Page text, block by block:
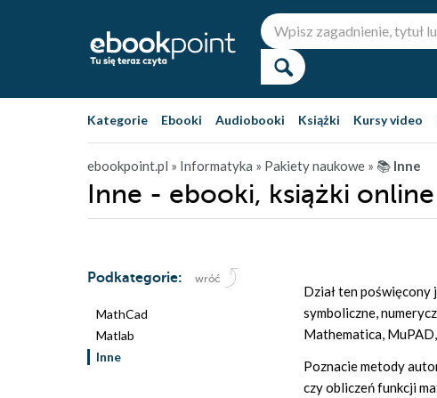
Kategorie Ebooki Audiobooki Książki Kursy video
ebookpoint.pl » Informatyka » Pakiety naukowe » 📚 Inne
Inne - ebooki, książki online
Podkategorie: wróć
MathCad
Matlab
Inne
Dział ten poświęcony
symboliczne,
Mathematica,
Poznacie metody
czy obliczeń funkcji